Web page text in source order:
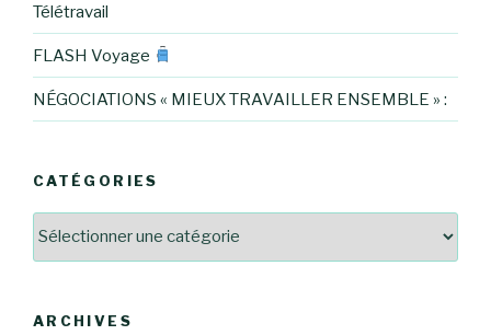
Télétravail
FLASH Voyage
NÉGOCIATIONS « MIEUX TRAVAILLER ENSEMBLE » :
CATÉGORIES
ARCHIVES